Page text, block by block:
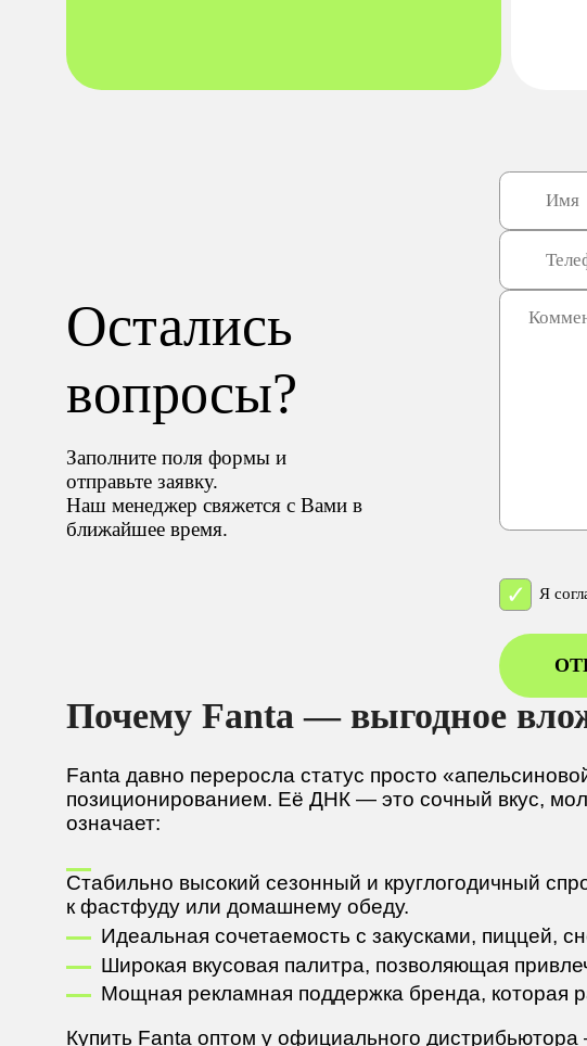
Остались
вопросы?
Заполните поля формы и
отправьте заявку.
Наш менеджер свяжется с Вами в
ближайшее время.
Я
Почему Fanta — выгодное
Fanta давно переросла статус просто
позиционированием. Её ДНК — это сочный вкус,
означает:
Стабильно высокий сезонный и круглогодичный
к фастфуду или домашнему обеду.
Идеальная сочетаемость с закусками, пиццей,
Широкая вкусовая палитра, позволяющая
Мощная рекламная поддержка бренда, которая
Купить Fanta оптом у официального